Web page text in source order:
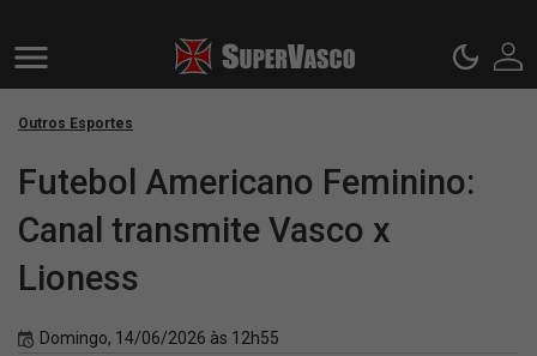
Outros Esportes
Futebol Americano Feminino:
Canal transmite Vasco x
Lioness
Domingo, 14/06/2026 às 12h55